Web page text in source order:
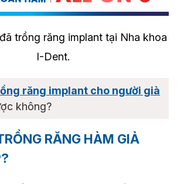
trồng răng implant tại Nha khoa
I-Dent.
răng implant cho người già
không?
RĂNG HÀM GIẢ